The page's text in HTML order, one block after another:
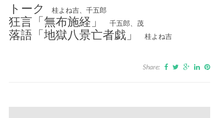
トーク 桂よね吉、千五郎
狂言「無布施経」 千五郎、茂
落語「地獄八景亡者戯」 桂よね吉
Share: